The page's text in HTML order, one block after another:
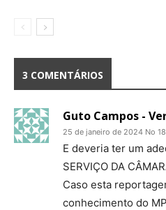
3 COMENTÁRIOS
Guto Campos -
25 de janeiro de 2024 No
E deveria ter um
SERVIÇO DA
Caso esta
conhecimento do